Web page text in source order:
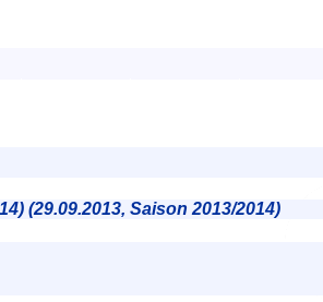
(29.09.2013, Saison 2013/2014)